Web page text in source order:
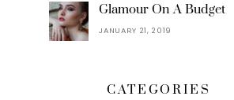
Glamour On A Budget
JANUARY 21, 2019
CATEGORIES